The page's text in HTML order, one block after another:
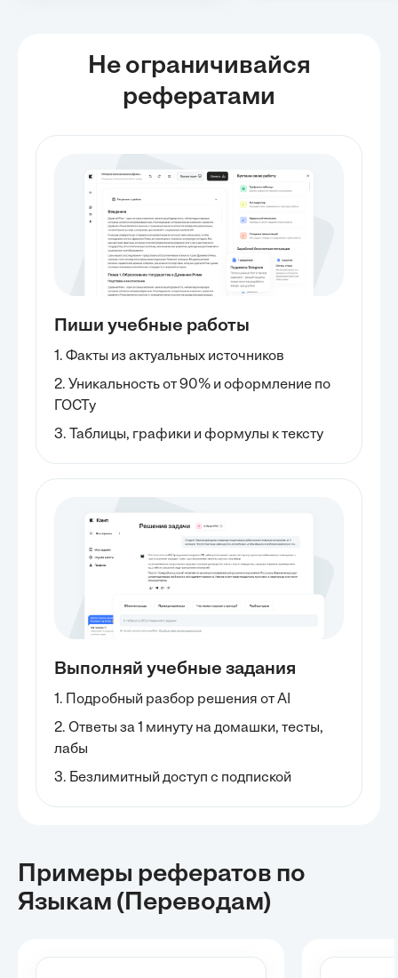
Не ограничивайся
рефератами
Пиши учебные работы
1. Факты из актуальных источников
2. Уникальность от 90% и оформление по
ГОСТу
3. Таблицы, графики и формулы к тексту
Выполняй учебные задания
1. Подробный разбор решения от AI
2. Ответы за 1 минуту на домашки, тесты,
лабы
3. Безлимитный доступ с подпиской
Примеры рефератов по
Языкам (переводам)